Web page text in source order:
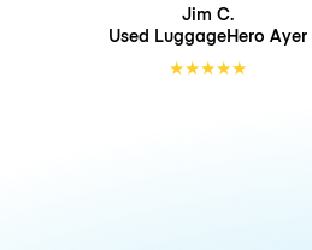
Jim C.
Used LuggageHero Ayer
★★★★★